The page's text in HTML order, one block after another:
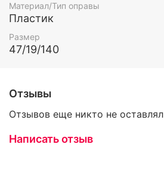
Материал/Тип оправы
Пластик
Размер
47/19/140
Отзывы
Отзывов еще никто не оставлял
Написать отзыв